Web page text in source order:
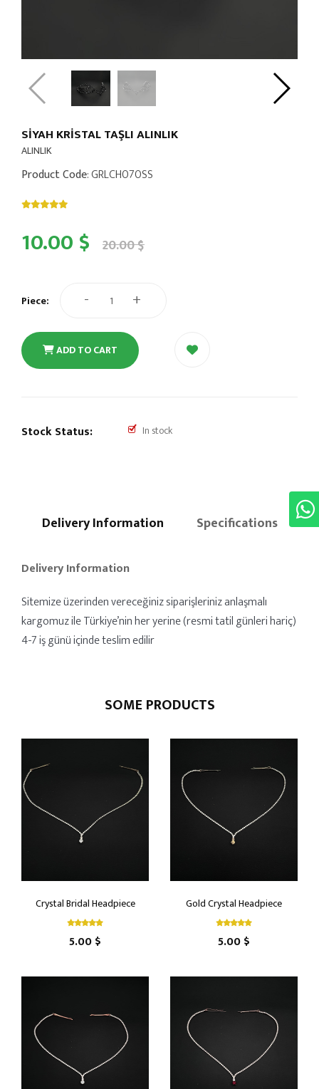
SİYAH KRİSTAL TAŞLI ALINLIK
ALINLIK
Product Code: GRLCH070SS
10.00 $ 20.00 $
Piece: - +
ADD TO CART
Stock Status: In stock
Delivery Information Specifications
Delivery Information
Sitemize üzerinden vereceğiniz siparişleriniz anlaşmalı
kargomuz ile Türkiye’nin her yerine (resmi tatil günleri hariç)
4-7 iş günü içinde teslim edilir
SOME PRODUCTS
Crystal Bridal Headpiece
5.00 $
Gold Crystal Headpiece
5.00 $